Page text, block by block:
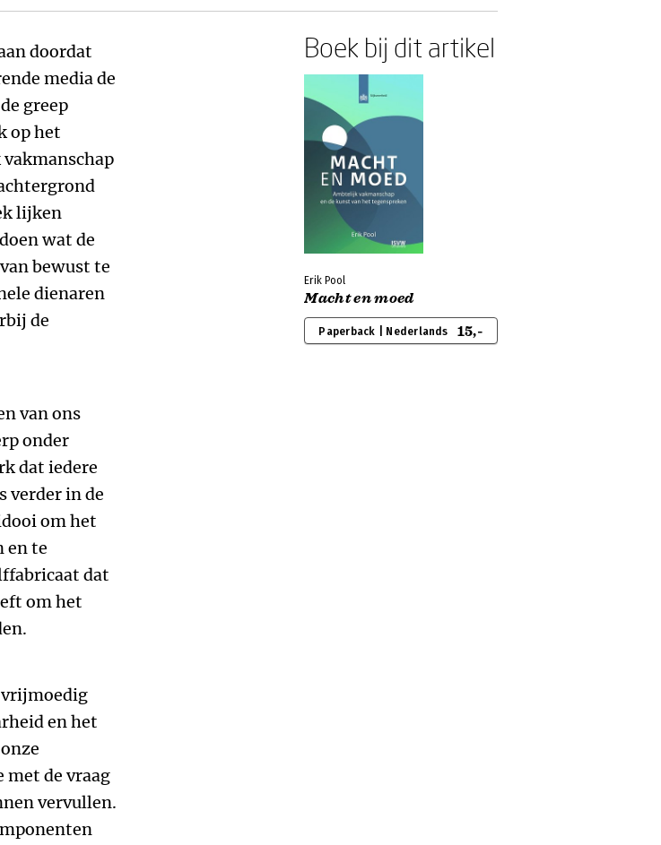
doordat
media de
greep
op het
lijken
wat de
bewust te
dienaren
de
van ons
onder
dat iedere
verder in de
om het
en te
dat
om het
vrijmoedig
en het
de vraag
vervullen.
Boek bij dit artikel
Erik Pool
Macht en moed
Paperback | Nederlands 15,-